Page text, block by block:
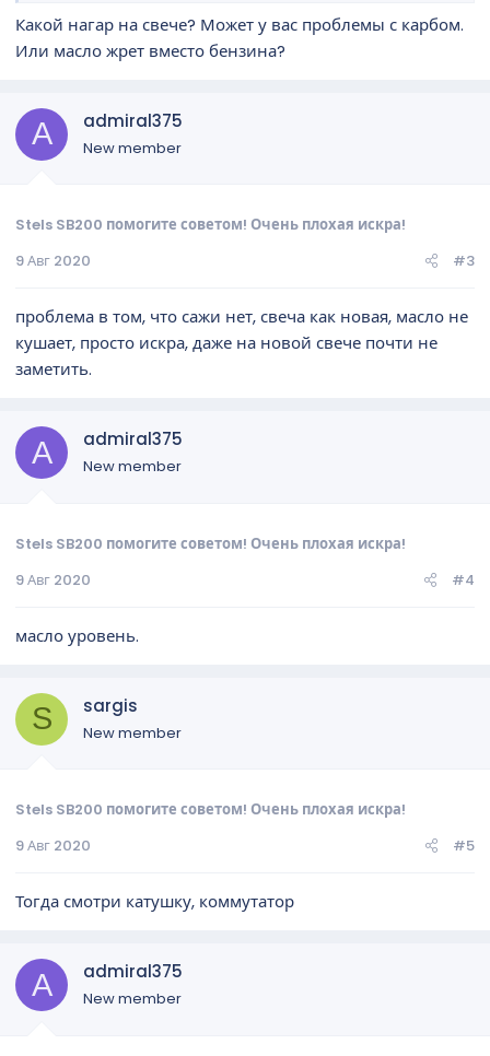
ли качество может, опять месяц откатал, вечером пригнал
сына домой, ну это привычная вещь, смотрим традиционно
видно, эту же свечу проверяем на машине.
Хочу спросить, неужели кто-нибудь сталкивался с такой
бедой, откуда ноги растут кроме свечи, где что-то копать?
Какой нагар на свече? Может у вас проблемы с карбом.
Или масло жрет вместо бензина?
A admiral375
New member
Stels SB200 помогите советом! Очень плохая искра!
9 Авг 2020
#3
проблема в том, что сажи нет, свеча как новая, масло не
кушает, просто искра, даже на новой свече почти не
заметить.
A admiral375
New member
Stels SB200 помогите советом! Очень плохая искра!
9 Авг 2020
#4
масло уровень.
S sargis
New member
Stels SB200 помогите советом! Очень плохая искра!
9 Авг 2020
#5
Тогда смотри катушку, коммутатор
A admiral375
New member